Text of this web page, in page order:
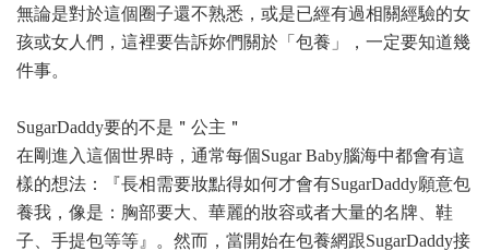
無論是對於這個圈子還不熟悉，或是已經有過相關經驗的女
孩或女人們，這裡要告訴妳們關於「包養」，一定要知道幾
件事。
SugarDaddy要的不是＂公主＂
在剛進入這個世界時，通常每個Sugar Baby腦海中都會有這
樣的想法：『長相需要妝點得如何才會有SugarDaddy願意包
養我，像是：胸部要大、華麗的妝容或者大量的名牌、鞋
子、手提包等等』。然而，當開始在包養網跟SugarDaddy接